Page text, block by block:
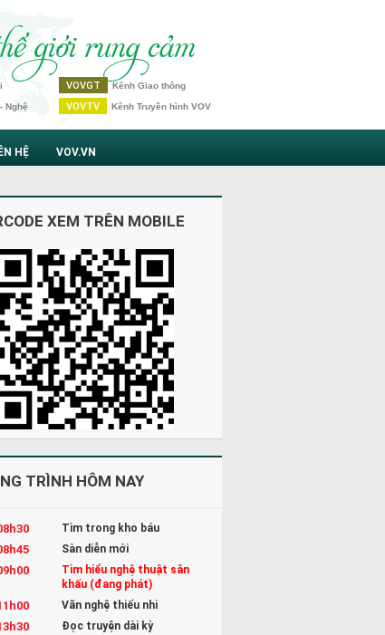
Nghệ
VOVGT Kênh Giao thông
VOVTV Kênh Truyền hình VOV
HỆ VOV.VN
XEM TRÊN MOBILE
TRÌNH HÔM NAY
Tìm trong kho báu
Sàn diễn mới
Tìm hiểu nghệ thuật sân
khấu (đang phát)
Văn nghệ thiếu nhi
Đọc truyện dài kỳ